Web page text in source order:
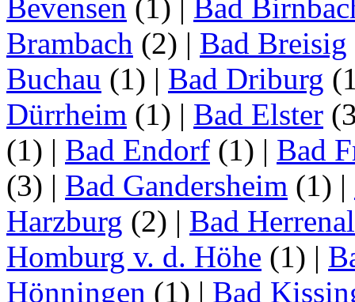
Bevensen (1) | Bad
Brambach (2) | Bad Breisig
Buchau (1) | Bad Driburg
Dürrheim (1) | Bad Elster
(1) | Bad Endorf (1) | Bad
(3) | Bad Gandersheim (1) |
Harzburg (2) | Bad
Homburg v. d. Höhe (1) |
Hönningen (1) | Bad